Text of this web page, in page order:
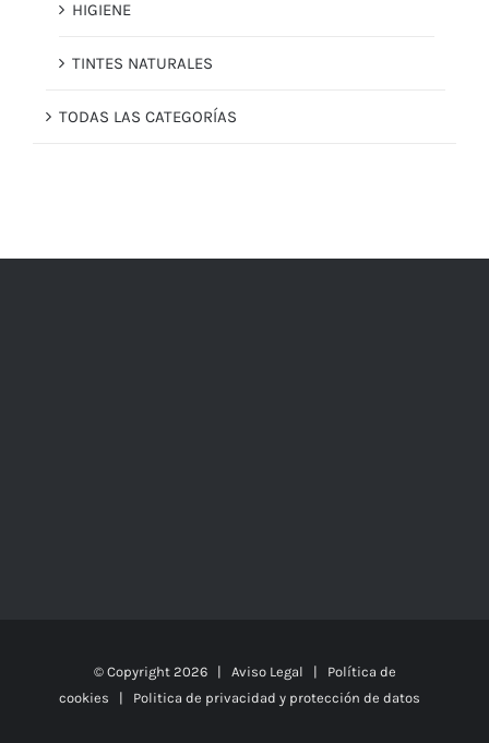
HIGIENE
TINTES NATURALES
TODAS LAS CATEGORÍAS
© Copyright 2026 | Aviso Legal | Política de
cookies | Politica de privacidad y protección de datos